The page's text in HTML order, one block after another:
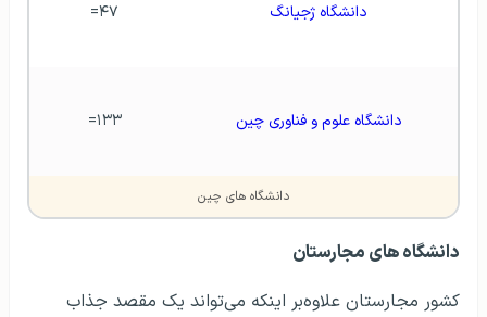
دانشگاه ژجیانگ ۴۷=
دانشگاه علوم و فناوری چین ۱۳۳=
دانشگاه های چین
دانشگاه های مجارستان
کشور مجارستان علاوه‌بر اینکه می‌تواند یک مقصد جذاب